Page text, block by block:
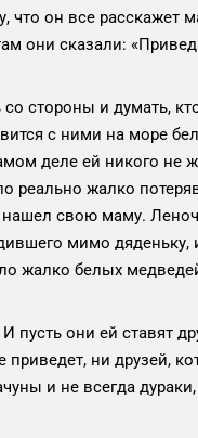
он все расскажет
они сказали:
стороны и думать,
с ними на море
деле ей никого не
реально жалко
нашел свою маму.
мимо дяденьку,
жалко белых
пусть они ей ставят
ни друзей,
и не всегда